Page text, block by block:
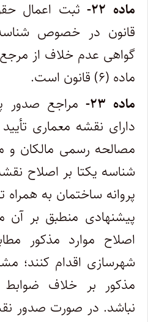
ماده ۲۲-
قانون در خصوص
گواهی عدم خلاف از مرجع
ماده (۶) قانون است.
ماده ۲۳-
مراجع صدور
دارای نقشه معماری
مصالحه رسمی مالکان و
شناسه یکتا بر اصلاح
پروانه ساختمان به
پیشنهادی منطبق بر
اصلاح موارد مذکور
شهرسازی اقدام کنند؛
مذکور بر خلاف
نباشد. در صورت صدور